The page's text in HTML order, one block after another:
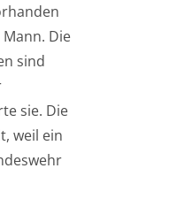
Die
sind
sie. Die
weil ein